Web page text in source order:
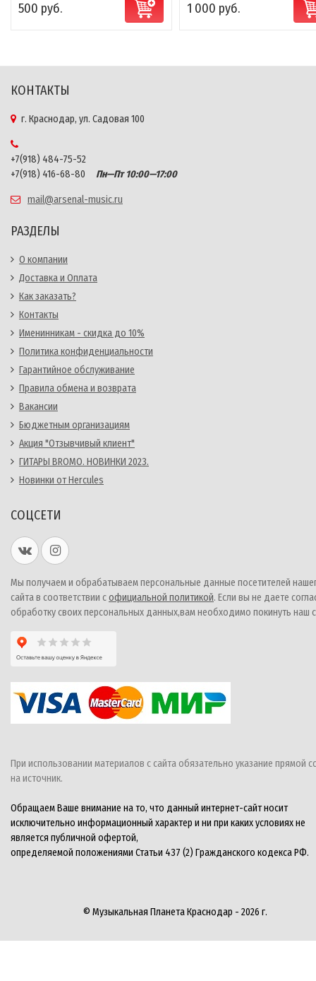
500 руб. 1 000 руб.
КОНТАКТЫ
г. Краснодар, ул. Садовая 100
+7(918) 484-75-52
+7(918) 416-68-80
Пн—Пт 10:00—17:00
mail@arsenal-music.ru
РАЗДЕЛЫ
О компании
Доставка и Оплата
Как заказать?
Контакты
Именинникам - скидка до 10%
Политика конфиденциальности
Гарантийное обслуживание
Правила обмена и возврата
Вакансии
Бюджетным организациям
Акция "Отзывчивый клиент"
ГИТАРЫ BROMO. НОВИНКИ 2023.
Новинки от Hercules
СОЦСЕТИ
Мы получаем и обрабатываем персональные данные посетителей
сайта в соответствии софициальной политикой. Если вы не даете
обработку своих персональных данных,вам необходимо покинуть наш
При использовании материалов с сайта обязательно указание прямой
на источник.
Обращаем Ваше внимание на то, что данный интернет-сайт носит
исключительно информационный характер и ни при каких условиях не
является публичной офертой,
определяемой положениями Статьи 437 (2) Гражданского кодекса РФ.
© Музыкальная Планета Краснодар - 2026 г.